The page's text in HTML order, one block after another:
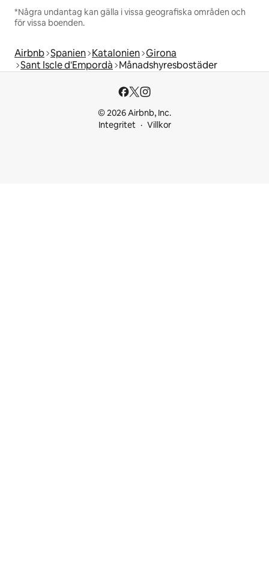
*Några undantag kan gälla i vissa geografiska områden och
för vissa boenden.
Airbnb Spanien Katalonien Girona
Sant Iscle d'Empordà Månadshyresbostäder
© 2026 Airbnb, Inc.
Integritet
Villkor